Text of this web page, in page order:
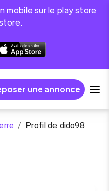
mobile sur le play store
une annonce
/ Profil de dido98